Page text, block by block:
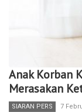
Anak Korban
Merasakan
SIARAN PERS 7